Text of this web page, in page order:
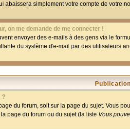
abaissera simplement votre compte de votre
on me demande de me connecter !
envoyer des e-mails à des gens via le
du système d'e-mail par des utilisateurs
Publication
?
du forum, soit sur la page du sujet. Vous
page du forum ou du sujet (la liste Vous